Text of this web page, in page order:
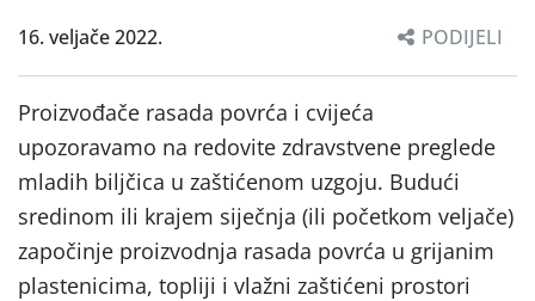
16. veljače 2022. PODIJELI
Proizvođače rasada povrća i cvijeća
upozoravamo na redovite zdravstvene preglede
mladih biljčica u zaštićenom uzgoju. Budući
sredinom ili krajem siječnja (ili početkom veljače)
započinje proizvodnja rasada povrća u grijanim
plastenicima, topliji i vlažni zaštićeni prostori